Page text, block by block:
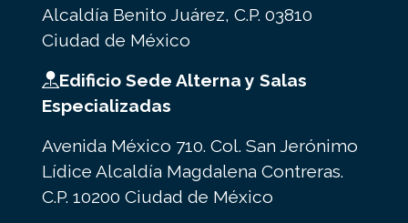
Alcaldía Benito Juárez, C.P. 03810
Ciudad de México
Edificio Sede Alterna y Salas
Especializadas
Avenida México 710. Col. San Jerónimo
Lídice Alcaldía Magdalena Contreras.
C.P. 10200 Ciudad de México